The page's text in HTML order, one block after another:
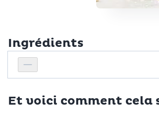
Ingrédients
Réduire le nombre de personnes
Personnes
Et voici comment cela